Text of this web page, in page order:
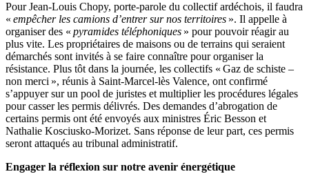
Pour Jean-Louis Chopy, porte-parole du collectif ardéchois, il faudra
« empêcher les camions d’entrer sur nos territoires ». Il appelle à
organiser des « pyramides téléphoniques » pour pouvoir réagir au
plus vite. Les propriétaires de maisons ou de terrains qui seraient
démarchés sont invités à se faire connaître pour organiser la
résistance. Plus tôt dans la journée, les collectifs « Gaz de schiste –
non merci », réunis à Saint-Marcel-lès Valence, ont confirmé
s’appuyer sur un pool de juristes et multiplier les procédures légales
pour casser les permis délivrés. Des demandes d’abrogation de
certains permis ont été envoyés aux ministres Éric Besson et
Nathalie Kosciusko-Morizet. Sans réponse de leur part, ces permis
seront attaqués au tribunal administratif.
Engager la réflexion sur notre avenir énergétique